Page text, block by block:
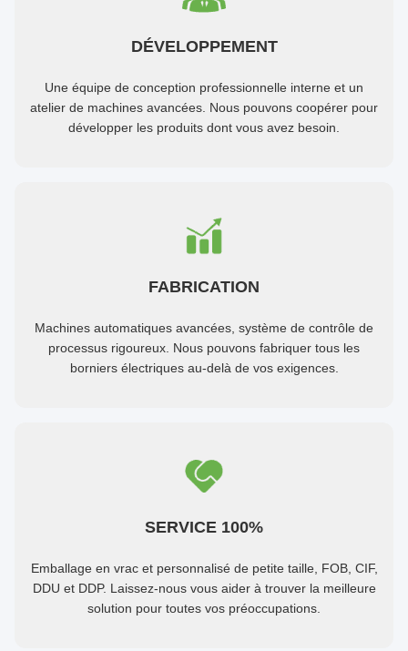
DÉVELOPPEMENT
Une équipe de conception professionnelle interne et un
atelier de machines avancées. Nous pouvons coopérer pour
développer les produits dont vous avez besoin.
FABRICATION
Machines automatiques avancées, système de contrôle de
processus rigoureux. Nous pouvons fabriquer tous les
borniers électriques au-delà de vos exigences.
SERVICE 100%
Emballage en vrac et personnalisé de petite taille, FOB, CIF,
DDU et DDP. Laissez-nous vous aider à trouver la meilleure
solution pour toutes vos préoccupations.